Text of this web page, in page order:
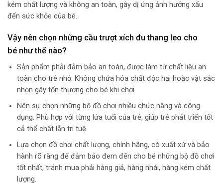
kém chất lượng và không an toàn, gây dị ứng ảnh hưởng xấu
đến sức khỏe của bé.
Vậy nên chọn những cầu trượt xích đu thang leo cho
bé như thế nào?
Sản phẩm phải đảm bảo an toàn, được làm từ chất liệu an
toàn cho trẻ nhỏ. Không chứa hóa chất độc hại hoặc vật sắc
nhọn gây tổn thương cho bé khi chơi
Nên sự chọn những bộ đồ chơi nhiều chức năng và công
dụng. Phù hợp với từng lứa tuổi của trẻ, giúp trẻ phát triển tốt
cả thể chất lẫn trí tuệ.
Lựa chọn đồ chơi chất lượng, chính hãng, có xuất xứ và bảo
hành rõ ràng để đảm bảo đem đến cho bé những bộ đồ chơi
tốt nhất, tránh mua phải hàng giả, hàng nhái, hàng kém chất
lượng.